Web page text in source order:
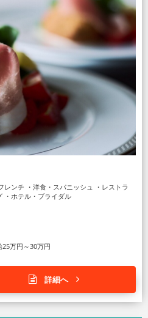
レンチ ・洋食・スパニッシュ ・レストラ
・ホテル・ブライダル
万円～30万円
詳細へ